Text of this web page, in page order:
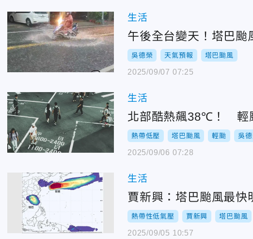
生活
午後全台變天！塔巴
吳德榮 天氣預報 塔巴颱風
2025/09/07 07:25
生活
北部酷熱飆38℃！ 輕
熱帶低壓 塔巴颱風 輕颱 吳
2025/09/06 07:28
生活
賈新興：塔巴颱風最
熱帶性低氣壓 賈新興 塔巴颱風
2025/09/05 10:57